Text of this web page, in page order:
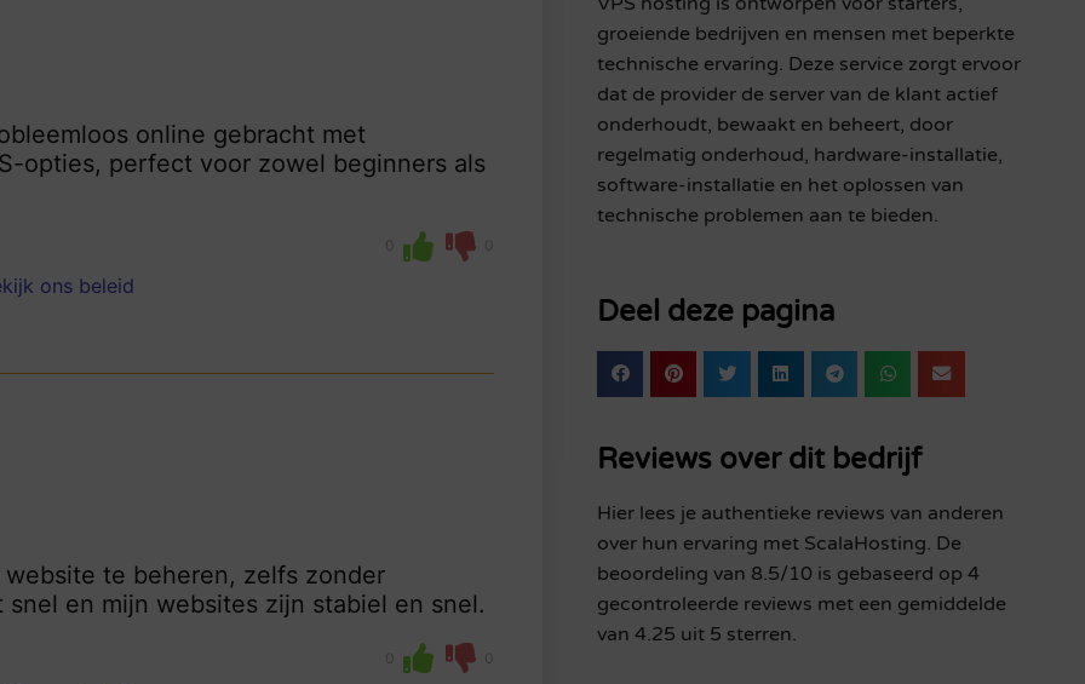
online gebracht met
opties, perfect voor zowel beginners als
0 0
ons beleid
te beheren, zelfs zonder
en mijn websites zijn stabiel en snel.
0 0
groeiende bedrijven en mensen met beperkte
technische ervaring. Deze service zorgt ervoor
dat de provider de server van de klant actief
onderhoudt, bewaakt en beheert, door
regelmatig onderhoud, hardware-installatie,
software-installatie en het oplossen van
technische problemen aan te bieden.
Deel deze pagina
Reviews over dit bedrijf
Hier lees je authentieke reviews van anderen
over hun ervaring met ScalaHosting. De
beoordeling van 8.5/10 is gebaseerd op 4
gecontroleerde reviews met een gemiddelde
van 4.25 uit 5 sterren.